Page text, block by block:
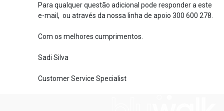
Para qualquer questão adicional pode responder a este
e-mail, ou através da nossa linha de apoio 300 600 278.
Com os melhores cumprimentos.
Sadi Silva
Customer Service Specialist